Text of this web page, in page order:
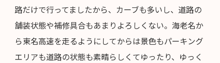
路だけで行ってましたから、カーブも多いし、道路の
舗装状態や補修具合もあまりよろしくない。海老名か
ら東名高速を走るようにしてからは景色もパーキング
エリアも道路の状態も素晴らしくてゆったり、ゆっく